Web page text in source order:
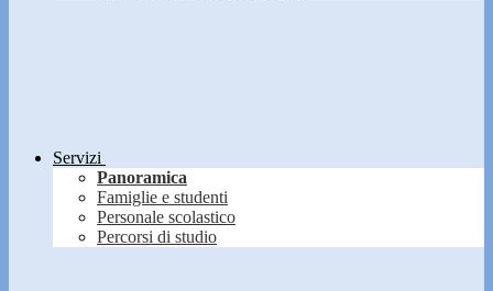
Servizi
Panoramica
Famiglie e studenti
Personale scolastico
Percorsi di studio